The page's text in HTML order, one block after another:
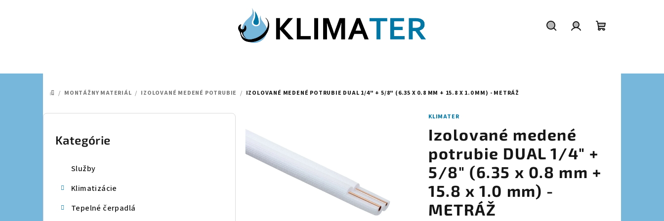
DOMOV
/ MONTÁŽNY MATERIÁL / IZOLOVANÉ MEDENÉ POTRUBIE / IZOLOVANÉ MEDENÉ POTRUBIE DUAL 1/4" + 5/8" (6.35 X 0.8 MM + 15.8 X 1.0 MM) - METRÁŽ
Preskočiť
kategórie
Kategórie
Služby
Klimatizácie
Tepelné čerpadlá
KLIMATER
Izolované medené
potrubie DUAL 1/4" +
5/8" (6.35 x 0.8 mm +
15.8 x 1.0 mm) -
METRÁŽ